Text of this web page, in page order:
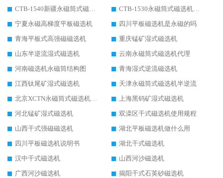
CTB-1540新疆永磁筒式磁选机
CTB-1530永磁筒式磁选机代理商
宁夏永磁高梯度平板磁选机
四川平板磁选机是永磁的吗
青海平板式高强磁磁选机
重庆锰矿湿式磁选机
山东半逆流湿式磁选机
云南永磁筒式磁选机代理
河南磁选机永磁筒结构图
青海湿式逆流磁选机
江西钛尾矿湿式磁选机
天津永磁筒式磁选机半逆流
北京XCTN永磁筒式磁选机磁块位置
上海黑钨矿湿式磁选机
河北锰矿湿式磁选机
双滦区干式磁选机使用规程
山西干式强磁磁选机
湖北平板磁选机做什么用
四川平板磁选机说明书
湖北干式磁选机
汉中干式磁选机
山西河沙磁选机
广西河沙磁选机
揭阳干式石英砂磁选机